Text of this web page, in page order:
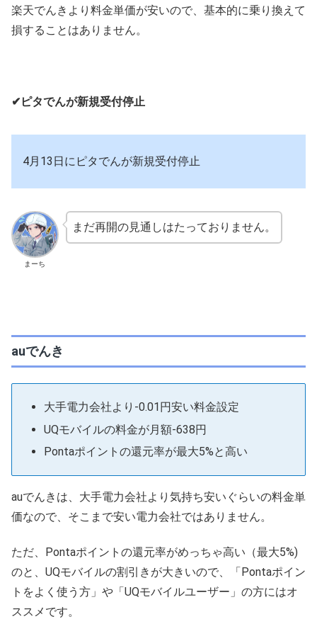
楽天でんきより料金単価が安いので、基本的に乗り換えて
損することはありません。
✔ピタでんが新規受付停止
4月13日にピタでんが新規受付停止
まーち
まだ再開の見通しはたっておりません。
auでんき
大手電力会社より-0.01円安い料金設定
UQモバイルの料金が月額-638円
Pontaポイントの還元率が最大5%と高い
auでんきは、大手電力会社より気持ち安いぐらいの料金単
価なので、そこまで安い電力会社ではありません。
ただ、Pontaポイントの還元率がめっちゃ高い（最大5%)
のと、UQモバイルの割引きが大きいので、「Pontaポイン
トをよく使う方」や「UQモバイルユーザー」の方にはオ
ススメです。